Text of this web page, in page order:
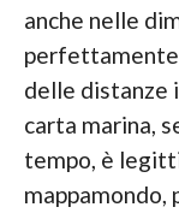
anche nelle
perfettamente
delle distanze
carta marina,
tempo, è